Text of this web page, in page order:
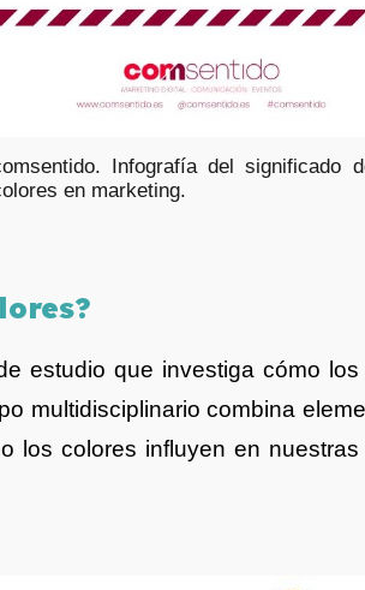
Infografía del significado
en marketing.
?
estudio que investiga cómo
multidisciplinario combina
los colores influyen en